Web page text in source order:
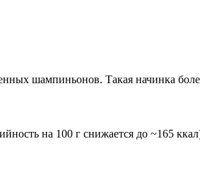
шампиньонов. Такая начинка
на 100 г снижается до ~165